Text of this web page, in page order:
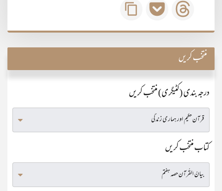
منتخب کریں
درجہ بندی (کٹیگری) منتخب کریں
کتاب منتخب کریں